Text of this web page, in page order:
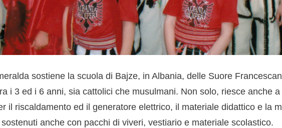
sostiene la scuola di Bajze, in Albania, delle Suore
i 3 ed i 6 anni, sia cattolici che musulmani. Non solo, riesce anche a
il riscaldamento ed il generatore elettrico, il materiale didattico e la
anche con pacchi di viveri, vestiario e materiale scolastico.